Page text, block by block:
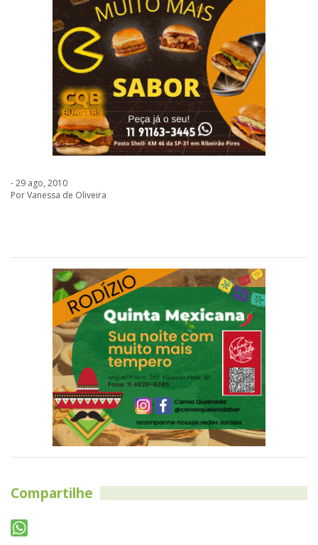
- 29 ago, 2010
Por Vanessa de Oliveira
Compartilhe